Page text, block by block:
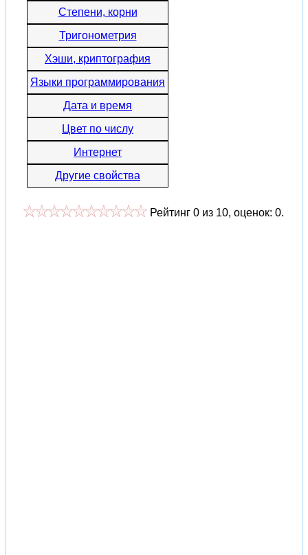
Степени, корни
Тригонометрия
Хэши, криптография
Языки программирования
Дата и время
Цвет по числу
Интернет
Другие свойства
Рейтинг 0 из 10, оценок: 0.